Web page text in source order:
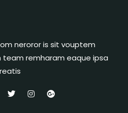
neroror is sit vouptem
remharam eaque ipsa